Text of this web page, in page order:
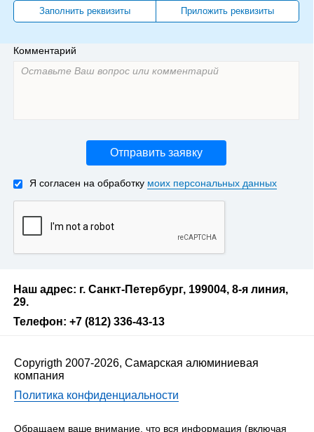
Заполнить реквизиты Приложить реквизиты
Комментарий
Отправить заявку
Я согласен на обработку моих персональных данных
Наш адрес: г. Санкт-Петербург, 199004, 8-я линия,
29.
Телефон: +7 (812) 336-43-13
Copyrigth 2007-2026, Самарская алюминиевая
компания
Политика конфиденциальности
Обращаем ваше внимание, что вся информация (включая